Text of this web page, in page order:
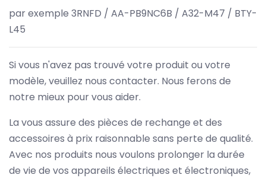
par exemple 3RNFD / AA-PB9NC6B / A32-M47 / BTY-
L45
Si vous n'avez pas trouvé votre produit ou votre
modèle, veuillez nous contacter. Nous ferons de
notre mieux pour vous aider.
La vous assure des pièces de rechange et des
accessoires à prix raisonnable sans perte de qualité.
Avec nos produits nous voulons prolonger la durée
de vie de vos appareils électriques et électroniques,